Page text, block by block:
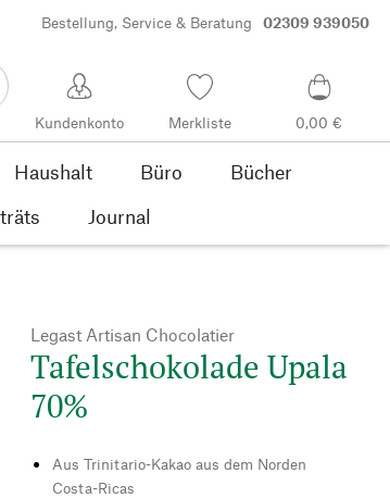
Bestellung, Service & Beratung 02309 939050
Kundenkonto Merkliste 0,00 €
Haushalt Büro
Bücher
Journal
Legast Artisan Chocolatier
Tafelschokolade Upala
70%
Aus Trinitario-Kakao aus dem Norden
Costa-Ricas